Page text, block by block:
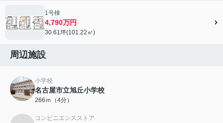
1号棟
4,790万円
30.61坪(101.22㎡)
周辺施設
小学校
名古屋市立旭丘小学校
266ｍ（4分）
コンビニエンスストア